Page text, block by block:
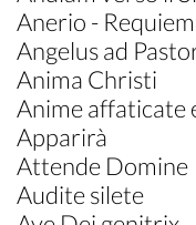
Anerio - Requiem
Angelus ad
Anima Christi
Anime affaticate
Apparirà
Attende Domine
Audite silete